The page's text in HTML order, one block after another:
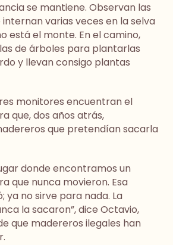
se mantiene. Observan las
varias veces en la selva
está el monte. En el camino,
de árboles para plantarlas
y llevan consigo plantas
monitores encuentran el
que, dos años atrás,
que pretendían sacarla
donde encontramos un
que nunca movieron. Esa
ya no sirve para nada. La
la sacaron”, dice Octavio,
que madereros ilegales han